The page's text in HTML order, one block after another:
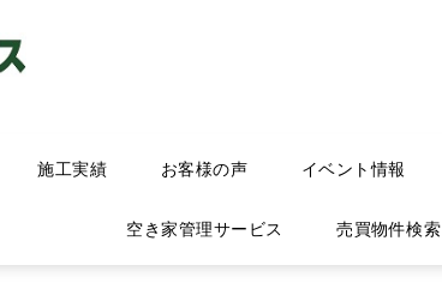
施工実績 お客様の声 イベント情報
空き家管理サービス 売買物件検索